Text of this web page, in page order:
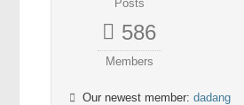
Posts
586
Members
Our newest member:dadang